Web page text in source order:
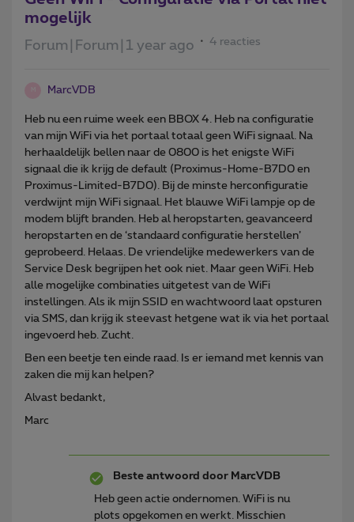
mogelijk
Forum|Forum|1 year ago 4 reacties
MarcVDB
Heb nu een ruime week een BBOX 4. Heb na configuratie
van mijn WiFi via het portaal totaal geen WiFi signaal. Na
herhaaldelijk bellen naar de 0800 is het enigste WiFi
signaal die ik krijg de default (Proximus-Home-B7D0 en
Proximus-Limited-B7D0). Bij de minste herconfiguratie
verdwijnt mijn WiFi signaal. Het blauwe WiFi lampje op de
modem blijft branden. Heb al heropstarten, geavanceerd
heropstarten en de ‘standaard configuratie herstellen’
geprobeerd. Helaas. De vriendelijke medewerkers van de
Service Desk begrijpen het ook niet. Maar geen WiFi. Heb
alle mogelijke combinaties uitgetest van de WiFi
instellingen. Als ik mijn SSID en wachtwoord laat opsturen
via SMS, dan krijg ik steevast hetgene wat ik via het portaal
ingevoerd heb. Zucht.
Ben een beetje ten einde raad. Is er iemand met kennis van
zaken die mij kan helpen?
Alvast bedankt,
Marc
Beste antwoord door MarcVDB
Heb geen actie ondernomen. WiFi is nu
plots opgekomen en werkt. Misschien